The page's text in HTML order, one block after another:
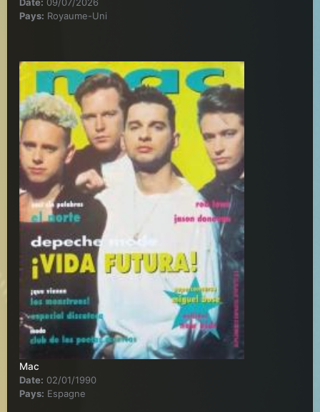
Pays: Royaume-Uni
Mac
Date: 02/01/1990
Pays: Espagne